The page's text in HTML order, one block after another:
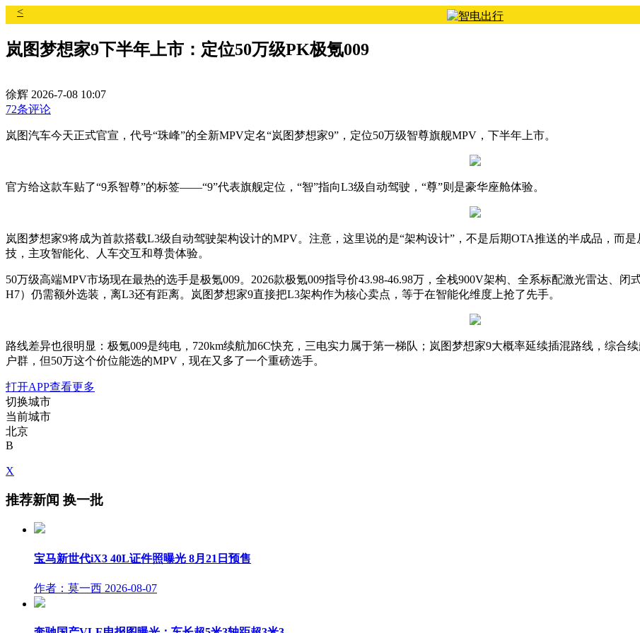
<
岚图梦想家9下半年上市：定位50万级PK极氪009
徐辉 2026-7-08 10:07
72条评论
岚图汽车今天正式官宣，代号“珠峰”的全新MPV定名“岚图梦想家9”，定位50万级智尊旗舰MPV，下半年上市。
官方给这款车贴了“9系智尊”的标签——“9”代表旗舰定位，“智”指向L3级自动驾驶，“尊”则是豪华座舱体验。
岚图梦想家9将成为首款搭载L3级自动驾驶架构设计的MPV。注意，这里说的是“架构设计”，不是后期OTA推送的半成品，而
技，主攻智能化、人车交互和尊贵体验。
50万级高端MPV市场现在最热的选手是极氪009。2026款极氪009指导价43.98-46.98万，全栈900V架构、全系标配激光雷达、
H7）仍需额外选装，离L3还有距离。岚图梦想家9直接把L3架构作为核心卖点，等于在智能化维度上抢了先手。
路线差异也很明显：极氪009是纯电，720km续航加6C快充，三电实力属于第一梯队；岚图梦想家9大概率延续插混路线，综合
户群，但50万这个价位能选的MPV，现在又多了一个重磅选手。
打开APP查看更多
切换城市
当前城市
北京
B
X
推荐新闻 换一批
宝马新世代iX3 40L证件照曝光 8月21日预售
作者：莫一西 2026-08-07